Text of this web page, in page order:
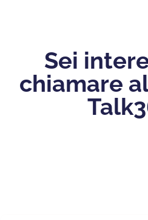
Sei
chiamare